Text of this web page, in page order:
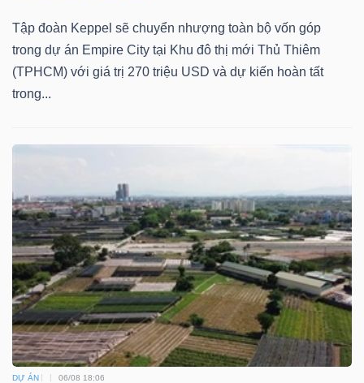
Tập đoàn Keppel sẽ chuyển nhượng toàn bộ vốn góp
trong dự án Empire City tại Khu đô thị mới Thủ Thiêm
(TPHCM) với giá trị 270 triệu USD và dự kiến hoàn tất
trong...
DỰ ÁN 06/08 18:06
ÍCH
Mã
chứng
khoán
(-)
Tất cả Cổ phiếu Chỉ số Chứng chỉ quỹ Chứng
Lãnh